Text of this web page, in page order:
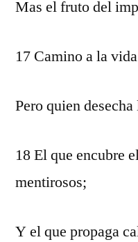
Mas el fruto del
17 Camino a la
Pero quien
18 El que encubre
mentirosos;
Y el que propaga